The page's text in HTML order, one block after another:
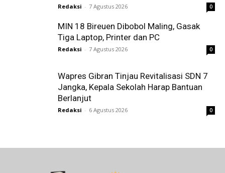
Redaksi - 7 Agustus 2026 0
MIN 18 Bireuen Dibobol Maling, Gasak
Tiga Laptop, Printer dan PC
Redaksi - 7 Agustus 2026 0
Wapres Gibran Tinjau Revitalisasi SDN 7
Jangka, Kepala Sekolah Harap Bantuan
Berlanjut
Redaksi - 6 Agustus 2026 0